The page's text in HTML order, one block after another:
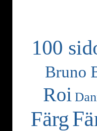
100
Bruno
Roi
Färg